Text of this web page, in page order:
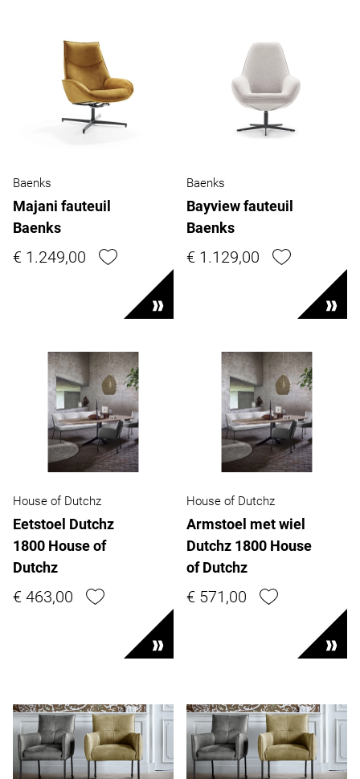
Baenks
Majani fauteuil
Baenks
€ 1.249,00
Baenks
Bayview fauteuil
Baenks
€ 1.129,00
House of Dutchz
Eetstoel Dutchz
1800 House of
Dutchz
€ 463,00
House of Dutchz
Armstoel met wiel
Dutchz 1800 House
of Dutchz
€ 571,00